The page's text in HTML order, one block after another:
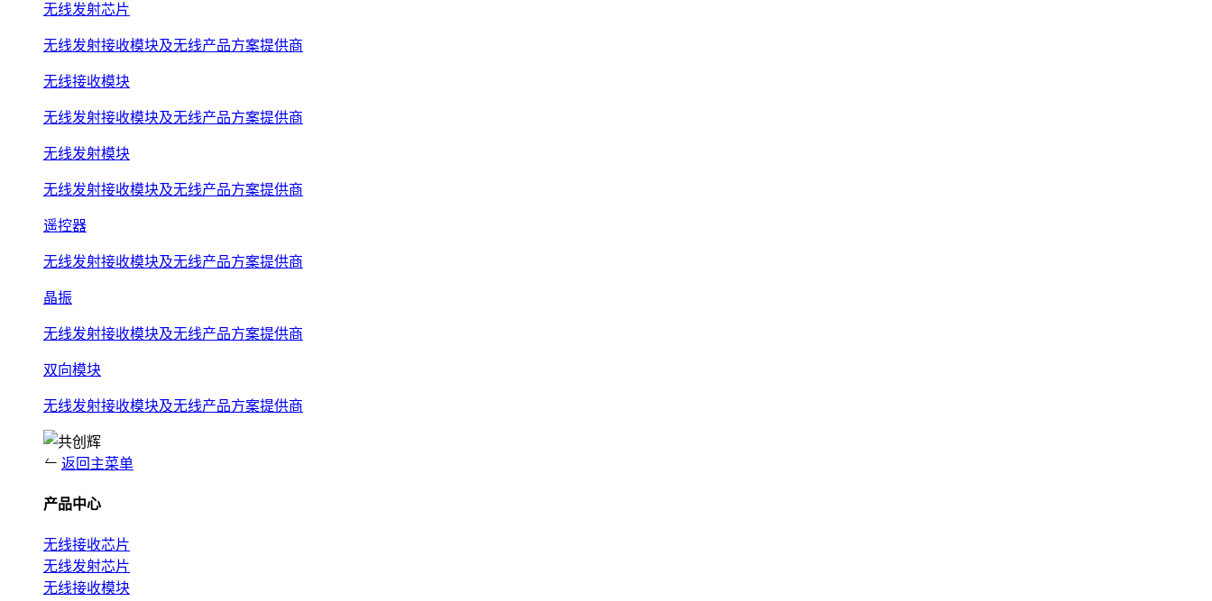
无线发射芯片
无线发射接收模块及无线产品方案提供商
无线接收模块
无线发射接收模块及无线产品方案提供商
无线发射模块
无线发射接收模块及无线产品方案提供商
遥控器
无线发射接收模块及无线产品方案提供商
晶振
无线发射接收模块及无线产品方案提供商
双向模块
无线发射接收模块及无线产品方案提供商
返回主菜单
产品中心
无线接收芯片
无线发射芯片
无线接收模块